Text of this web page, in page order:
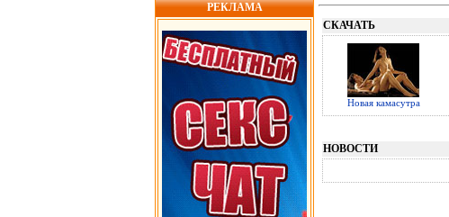
РЕКЛАМА
СКАЧАТЬ
Новая камасутра
НОВОСТИ